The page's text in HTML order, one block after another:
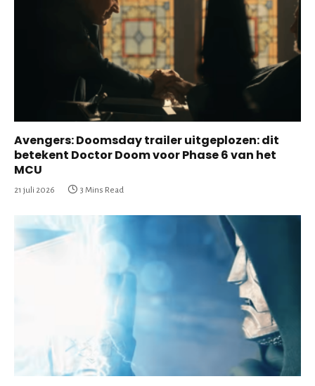
Avengers: Doomsday trailer uitgeplozen: dit
betekent Doctor Doom voor Phase 6 van het
MCU
21 juli 2026 3 Mins Read